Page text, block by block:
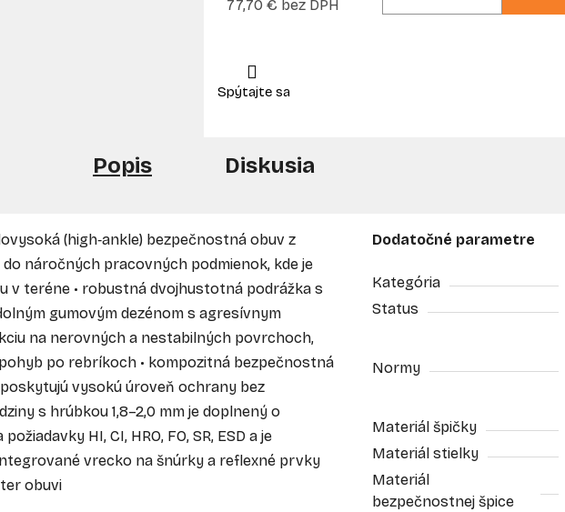
77,70 € bez DPH
Popis Diskusia
(high‑ankle) bezpečnostná obuv z
náročných pracovných podmienok, kde je
v teréne • robustná dvojhustotná podrážka s
gumovým dezénom s agresívnym
na nerovných a nestabilných povrchoch,
po rebríkoch • kompozitná bezpečnostná
vysokú úroveň ochrany bez
s hrúbkou 1,8–2,0 mm je doplnený o
HI, CI, HRO, FO, SR, ESD a je
vrecko na šnúrky a reflexné prvky
obuvi
Dodatočné parametre
Kategória
Status
Normy
Materiál špičky
Materiál stielky
Materiál
bezpečnostnej špice